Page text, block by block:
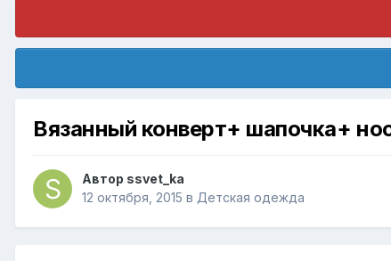
Вязанный конверт+ шапочка+
Автор ssvet_ka
12 октября, 2015 в Детская одежда